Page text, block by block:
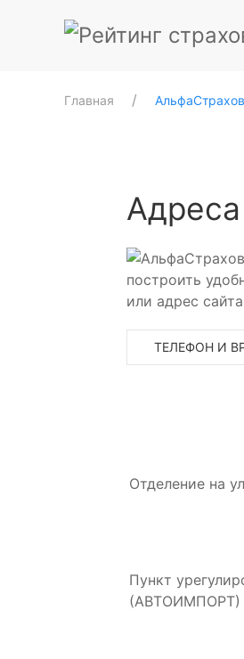
Главная
построить
или адрес
ТЕЛЕФОН И
Отделение на
Пункт
(АВТОИМПОРТ)